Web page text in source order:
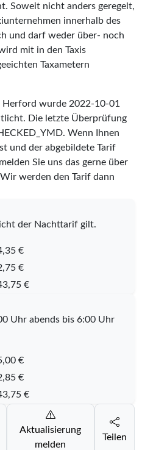
Soweit nicht anders geregelt,
innerhalb des
und darf weder über- noch
mit in den Taxis
Taxametern
Herford wurde 2022-10-01
Die letzte Überprüfung
. Wenn Ihnen
und der abgebildete Tarif
Sie uns das gerne über
werden den Tarif dann
der Nachttarif gilt.
€
€
€
Uhr abends bis 6:00 Uhr
€
€
€
Aktualisierung
melden
Teilen